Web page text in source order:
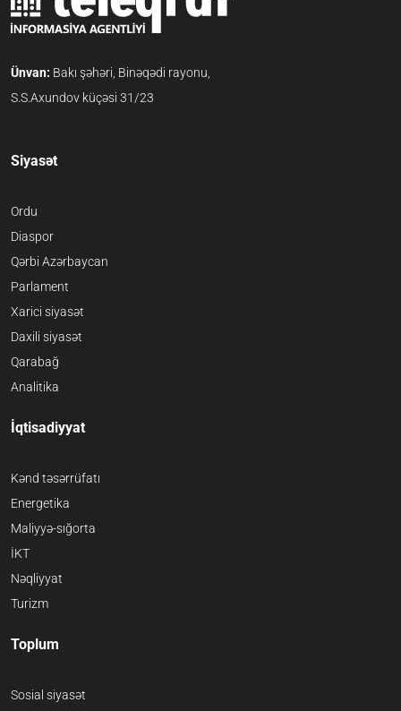
Ünvan: Bakı şəhəri, Binəqədi rayonu,
S.S.Axundov küçəsi 31/23
Siyasət
Ordu
Diaspor
Qərbi Azərbaycan
Parlament
Xarici siyasət
Daxili siyasət
Qarabağ
Analitika
İqtisadiyyat
Kənd təsərrüfatı
Energetika
Maliyyə-sığorta
İKT
Nəqliyyat
Turizm
Toplum
Sosial siyasət